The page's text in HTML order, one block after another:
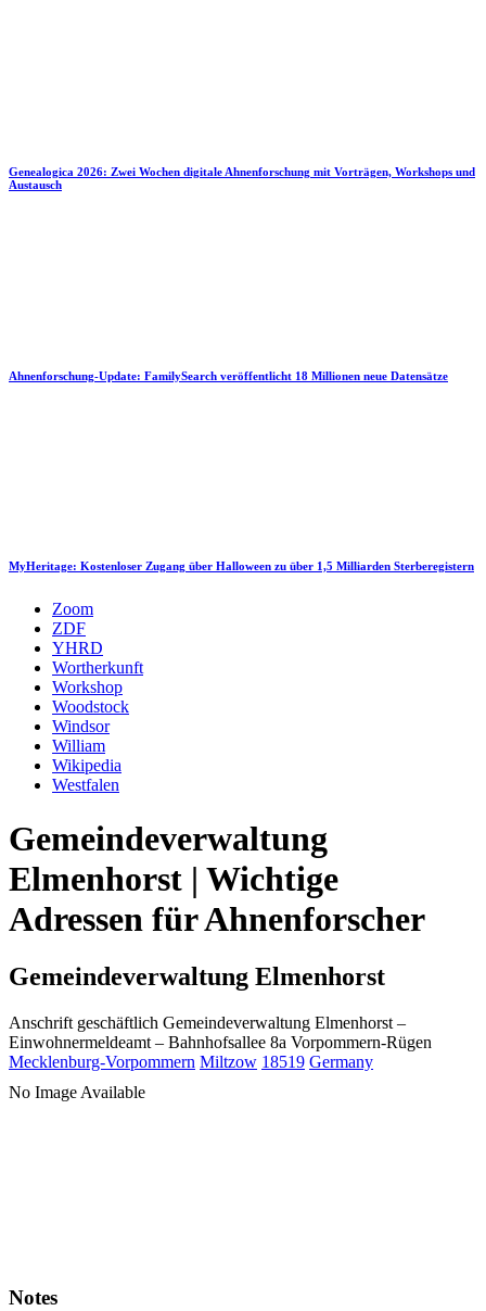
Genealogica 2026: Zwei Wochen digitale Ahnenforschung mit Vorträgen, Workshops und
Austausch
Ahnenforschung-Update: FamilySearch veröffentlicht 18 Millionen neue Datensätze
MyHeritage: Kostenloser Zugang über Halloween zu über 1,5 Milliarden Sterberegistern
Zoom
ZDF
YHRD
Wortherkunft
Workshop
Woodstock
Windsor
William
Wikipedia
Westfalen
Gemeindeverwaltung
Elmenhorst | Wichtige
Adressen für Ahnenforscher
Gemeindeverwaltung Elmenhorst
Anschrift geschäftlich Gemeindeverwaltung Elmenhorst –
Einwohnermeldeamt – Bahnhofsallee 8a Vorpommern-Rügen
Mecklenburg-Vorpommern Miltzow 18519 Germany
No Image Available
Notes